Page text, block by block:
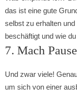
das ist eine gute
selbst zu erhalten
beschäftigt und wie
7. Mach
Und zwar viele!
um sich von einer